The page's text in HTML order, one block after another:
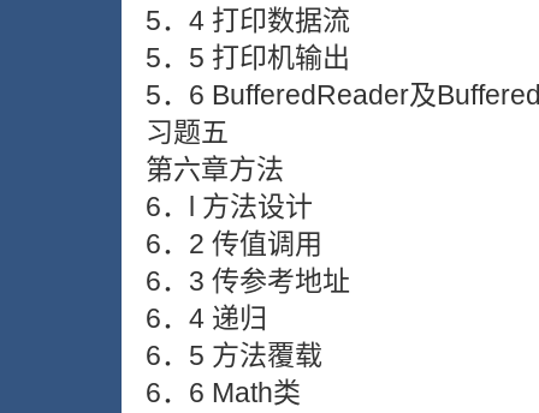
5．4 打印数据流
5．5 打印机输出
5．6 BufferedReader及
习题五
第六章方法
6．l 方法设计
6．2 传值调用
6．3 传参考地址
6．4 递归
6．5 方法覆载
6．6 Math类